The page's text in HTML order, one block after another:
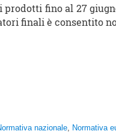
prodotti fino al 27
finali è consentito
nazionale, Normativa